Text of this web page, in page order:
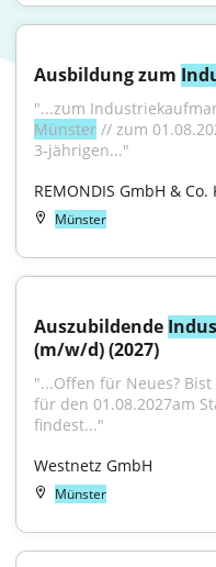
Ausbildung zum
Münster // zum
3-jährigen..."
REMONDIS GmbH & Co.
Münster
Auszubildende
(m/w/d) (2027)
"...Offen für Neues?
für den 01.08.2027am
findest..."
Westnetz GmbH
Münster